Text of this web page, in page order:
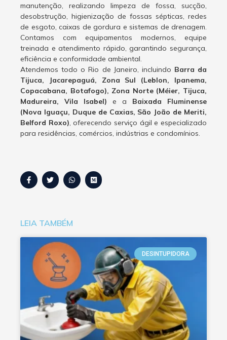
manutenção, realizando limpeza de fossa, sucção,
desobstrução, higienização de fossas sépticas, redes
de esgoto, caixas de gordura e sistemas de drenagem.
Contamos com equipamentos modernos, equipe
treinada e atendimento rápido, garantindo segurança,
eficiência e conformidade ambiental.
Atendemos todo o Rio de Janeiro, incluindo Barra da
Tijuca, Jacarepaguá, Zona Sul (Leblon, Ipanema,
Copacabana, Botafogo), Zona Norte (Méier, Tijuca,
Madureira, Vila Isabel) e a Baixada Fluminense
(Nova Iguaçu, Duque de Caxias, São João de Meriti,
Belford Roxo), oferecendo serviço ágil e especializado
para residências, comércios, indústrias e condomínios.
LEIA TAMBÉM
DESINTUPIDORA